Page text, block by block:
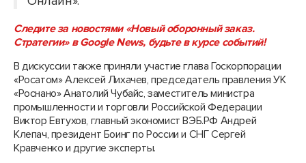
Следите за новостями «Новый оборонный заказ.
Стратегии» в Google News, будьте в курсе событий!
В дискуссии также приняли участие глава Госкорпорации
«Росатом» Алексей Лихачев, председатель правления УК
«Роснано» Анатолий Чубайс, заместитель министра
промышленности и торговли Российской Федерации
Виктор Евтухов, главный экономист ВЭБ.РФ Андрей
Клепач, президент Боинг по России и СНГ Сергей
Кравченко и другие эксперты.